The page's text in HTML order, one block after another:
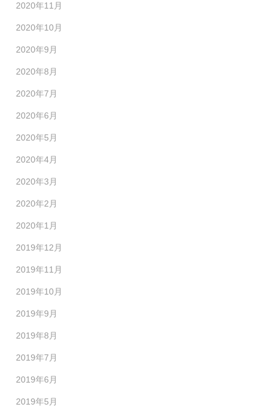
2020年11月
2020年10月
2020年9月
2020年8月
2020年7月
2020年6月
2020年5月
2020年4月
2020年3月
2020年2月
2020年1月
2019年12月
2019年11月
2019年10月
2019年9月
2019年8月
2019年7月
2019年6月
2019年5月